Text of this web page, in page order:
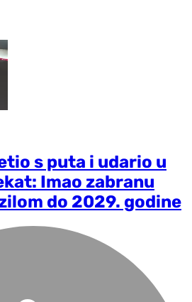
s puta i udario u
Imao zabranu
do 2029. godine